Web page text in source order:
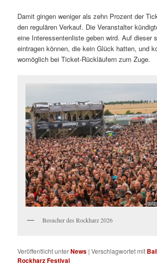
Damit gingen weniger als zehn Prozent der
den regulären Verkauf. Die Veranstalter
eine Interessentenliste geben wird. Auf dieser
eintragen können, die kein Glück hatten, und
womöglich bei Ticket-Rückläufern zum Zuge.
Besucher des Rockharz 2026
Veröffentlicht unterNews |Verschlagwortet mit
Rockharz Festival